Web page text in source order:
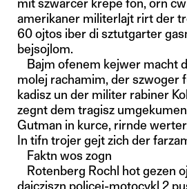
mit szwarcer krepe fon, orn
amerikaner militerlajt rirt der
60 ojtos iber di sztutgarter
bejsojlom.
Bajm ofenem kejwer macht
molej rachamim, der szwoger
kadisz un der militer rabiner
zegnt dem tragisz
Gutman in kurce, rirnde
In tifn trojer gejt zich der
Faktn wos zogn
Rotenberg Rochl hot gezen
dajcziszn policej-motocykl 2